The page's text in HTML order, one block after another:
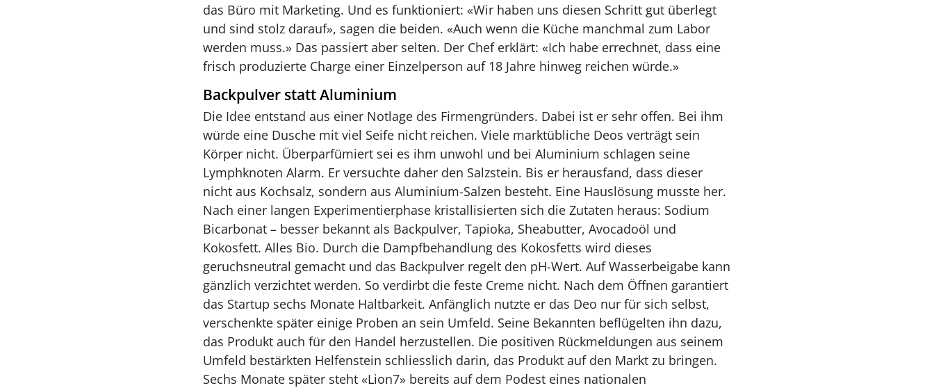
das Büro mit Marketing. Und es funktioniert: «Wir haben uns diesen Schritt gut überlegt
und sind stolz darauf», sagen die beiden. «Auch wenn die Küche manchmal zum Labor
werden muss.» Das passiert aber selten. Der Chef erklärt: «Ich habe errechnet, dass eine
frisch produzierte Charge einer Einzelperson auf 18 Jahre hinweg reichen würde.»
Backpulver statt Aluminium
Die Idee entstand aus einer Notlage des Firmengründers. Dabei ist er sehr offen. Bei ihm
würde eine Dusche mit viel Seife nicht reichen. Viele marktübliche Deos verträgt sein
Körper nicht. Überparfümiert sei es ihm unwohl und bei Aluminium schlagen seine
Lymphknoten Alarm. Er versuchte daher den Salzstein. Bis er herausfand, dass dieser
nicht aus Kochsalz, sondern aus Aluminium-Salzen besteht. Eine Hauslösung musste her.
Nach einer langen Experimentierphase kristallisierten sich die Zutaten heraus: Sodium
Bicarbonat – besser bekannt als Backpulver, Tapioka, Sheabutter, Avocadoöl und
Kokosfett. Alles Bio. Durch die Dampfbehandlung des Kokosfetts wird dieses
geruchsneutral gemacht und das Backpulver regelt den pH-Wert. Auf Wasserbeigabe kann
gänzlich verzichtet werden. So verdirbt die feste Creme nicht. Nach dem Öffnen garantiert
das Startup sechs Monate Haltbarkeit. Anfänglich nutzte er das Deo nur für sich selbst,
verschenkte später einige Proben an sein Umfeld. Seine Bekannten beflügelten ihn dazu,
das Produkt auch für den Handel herzustellen. Die positiven Rückmeldungen aus seinem
Umfeld bestärkten Helfenstein schliesslich darin, das Produkt auf den Markt zu bringen.
Sechs Monate später steht «Lion7» bereits auf dem Podest eines nationalen